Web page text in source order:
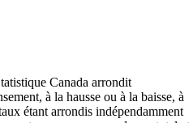
Canada arrondit
à la hausse ou à la baisse, à
étant arrondis indépendamment